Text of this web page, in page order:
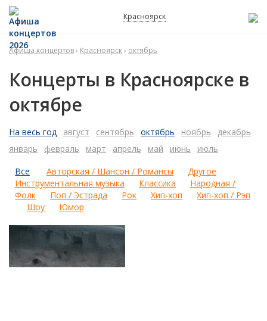
Красноярск
Афиша концертов› Красноярск› октябрь
Концерты в Красноярске в
октябре
На весь год август сентябрь октябрь ноябрь
декабрь
январь
февраль март апрель май июнь
июль
Все
Авторская / Шансон / Романсы
Другое
Инструментальная музыка
Классика
Народная /
Фолк
Поп / Эстрада Рок Хип-хоп
Хип-хоп / Рэп
Шоу
Юмор